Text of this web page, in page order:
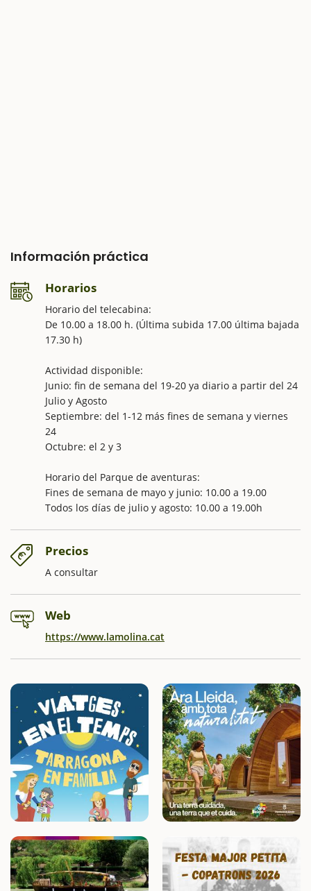
Información práctica
Horarios
Horario del telecabina:
De 10.00 a 18.00 h. (Última subida 17.00 última bajada
17.30 h)
Actividad disponible:
Junio: fin de semana del 19-20 ya diario a partir del 24
Julio y Agosto
Septiembre: del 1-12 más fines de semana y viernes
24
Octubre: el 2 y 3
Horario del Parque de aventuras:
Fines de semana de mayo y junio: 10.00 a 19.00
Todos los días de julio y agosto: 10.00 a 19.00h
Precios
A consultar
Web
https://www.lamolina.cat